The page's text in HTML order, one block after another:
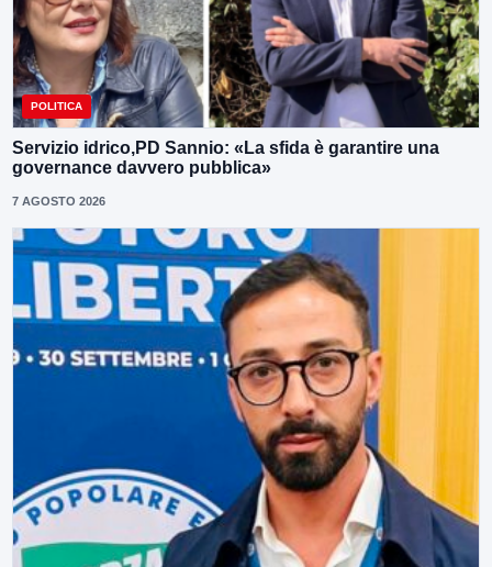
POLITICA
Servizio idrico,PD Sannio: «La sfida è garantire una
governance davvero pubblica»
7 AGOSTO 2026